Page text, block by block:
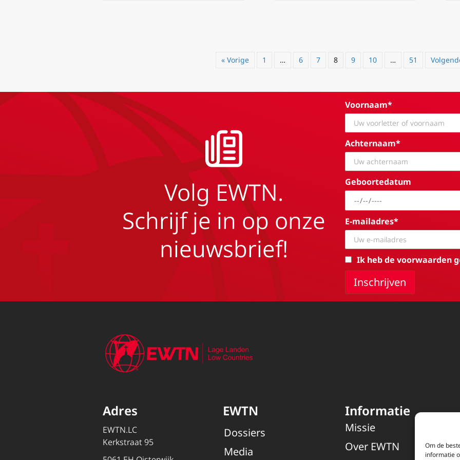
Om de
informatie
« Vorige 1 … 6 7 8 9 10 … 51
Volg EWTN.
Schrijf je in op onze
nieuwsbrief!
Voornaam*
Achternaam*
Geboortedatum
E-mailadres*
Ik heb de voorwaarden
Adres
EWTN.LC
Kerkstraat 95
EWTN
Dossiers
Media
Informatie
Missie
Over EWTN